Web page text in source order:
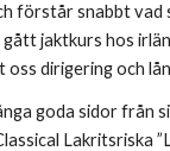
förstår snabbt vad
gått jaktkurs hos
oss dirigering och
goda sidor från
Lakritsriska